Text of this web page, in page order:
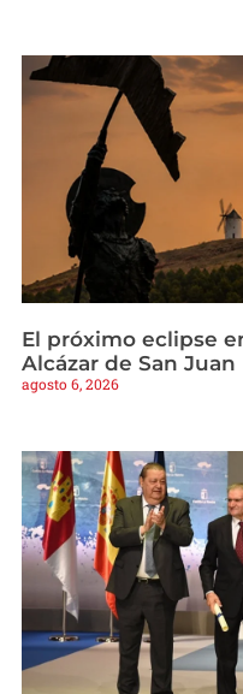
El próximo eclipse
Alcázar de San Juan
agosto 6, 2026